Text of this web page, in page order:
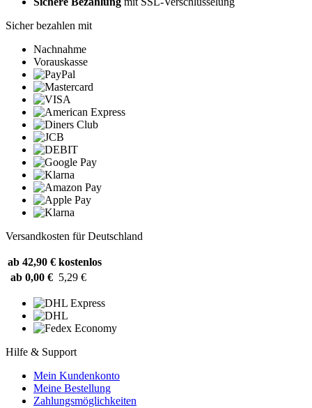
Sicher bezahlen mit
Nachnahme
Vorauskasse
Versandkosten für Deutschland
ab 42,90 € kostenlos
ab 0,00 € 5,29 €
Hilfe & Support
Mein Kundenkonto
Meine Bestellung
Zahlungsmöglichkeiten